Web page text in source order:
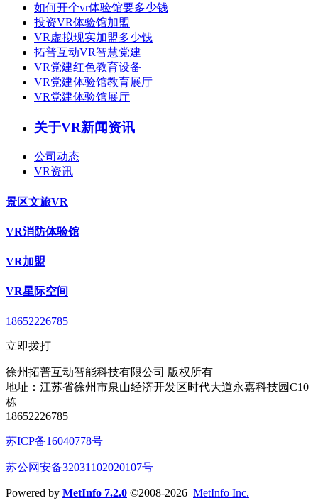
如何开个vr体验馆要多少钱
投资VR体验馆加盟
VR虚拟现实加盟多少钱
拓普互动VR智慧党建
VR党建红色教育设备
VR党建体验馆教育展厅
VR党建体验馆展厅
关于VR新闻资讯
公司动态
VR资讯
景区文旅VR
VR消防体验馆
VR加盟
VR星际空间
18652226785
立即拨打
徐州拓普互动智能科技有限公司 版权所有
地址：江苏省徐州市泉山经济开发区时代大道永嘉科技园C10
栋
18652226785
苏ICP备16040778号
苏公网安备32031102020107号
Powered by MetInfo 7.2.0 ©2008-2026 MetInfo Inc.